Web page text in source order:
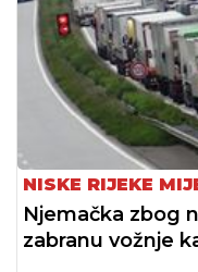
NISKE RIJEKE
Njemačka zbog
zabranu vožnje